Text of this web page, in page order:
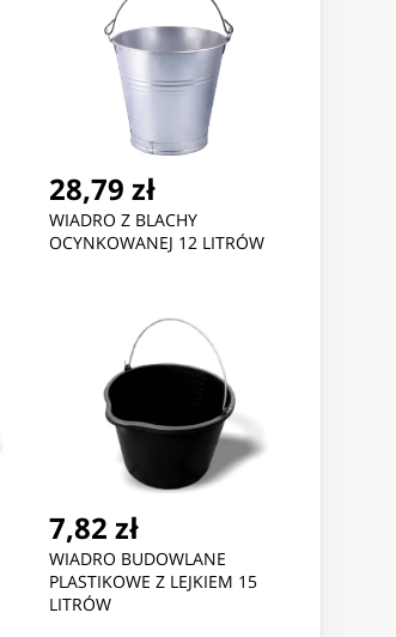
28,79 zł
WIADRO Z BLACHY
OCYNKOWANEJ 12 LITRÓW
7,82 zł
WIADRO BUDOWLANE
PLASTIKOWE Z LEJKIEM 15
LITRÓW